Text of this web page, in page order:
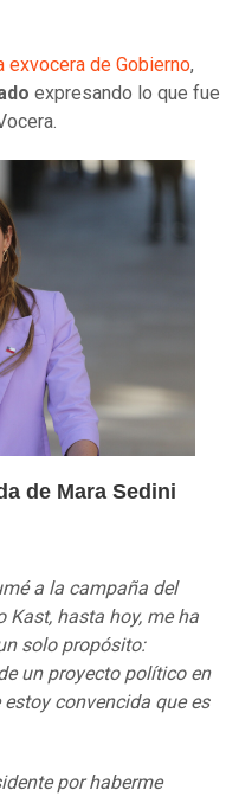
exvocera de Gobierno,
expresando lo que fue
de Mara Sedini
a la campaña del
hasta hoy, me ha
solo propósito:
un proyecto político en
convencida que es
por haberme